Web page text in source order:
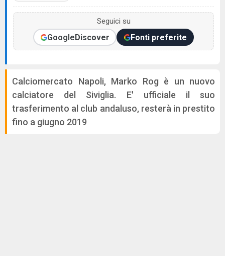
Seguici su
GoogleDiscover Fonti preferite
Calciomercato Napoli, Marko Rog è un nuovo
calciatore del Siviglia. E' ufficiale il suo
trasferimento al club andaluso, resterà in prestito
fino a giugno 2019